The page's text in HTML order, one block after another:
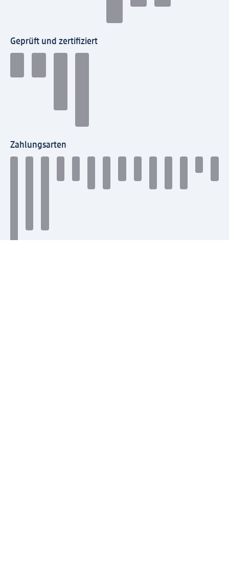
Geprüft und zertifiziert
Zahlungsarten